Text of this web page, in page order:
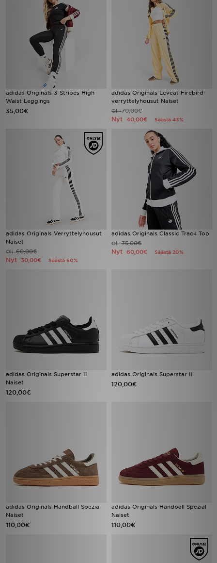
adidas Originals 3-Stripes High
Waist Leggings
35,00€
adidas Originals Leveät Firebird-
verryttelyhousut Naiset
Oli70,00€
Nyt 40,00€ Säästä 43%
adidas Originals Verryttelyhousut
Naiset
Oli60,00€
Nyt 30,00€ Säästä 50%
adidas Originals Classic Track Top
Oli75,00€
Nyt 60,00€ Säästä 20%
adidas Originals Superstar II
Naiset
120,00€
adidas Originals Superstar II
120,00€
adidas Originals Handball Spezial
Naiset
110,00€
adidas Originals Handball Spezial
Naiset
110,00€